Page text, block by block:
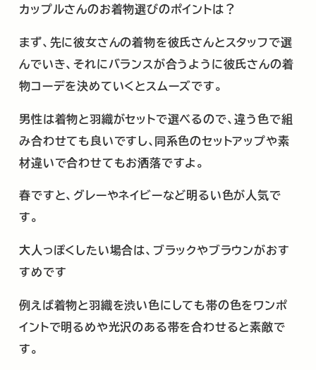
カップルさんのお着物選びのポイントは？
まず、先に彼女さんの着物を彼氏さんとスタッフで選
んでいき、それにバランスが合うように彼氏さんの着
物コーデを決めていくとスムーズです。
男性は着物と羽織がセットで選べるので、違う色で組
み合わせても良いですし､同系色のセットアップや素
材違いで合わせてもお洒落ですよ。
春ですと、グレーやネイビーなど明るい色が人気で
す。
大人っぽくしたい場合は、ブラックやブラウンがおす
すめです
例えば着物と羽織を渋い色にしても帯の色をワンポ
イントで明るめや光沢のある帯を合わせると素敵で
す。